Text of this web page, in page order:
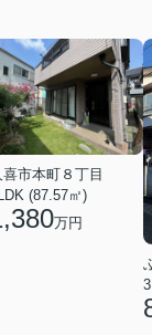
喜市本町８丁目
(87.57㎡)
万円